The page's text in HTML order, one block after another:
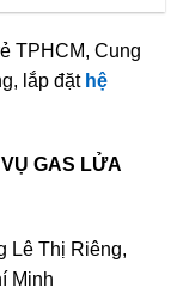
TPHCM, Cung
lắp đặt hệ
GAS LỬA
Lê Thị Riêng,
Minh